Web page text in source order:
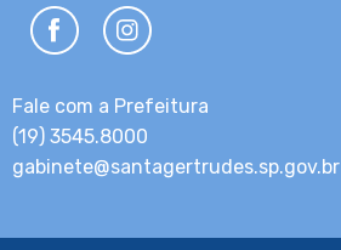
Fale com a Prefeitura
(19) 3545.8000
gabinete@santagertrudes.sp.gov.br